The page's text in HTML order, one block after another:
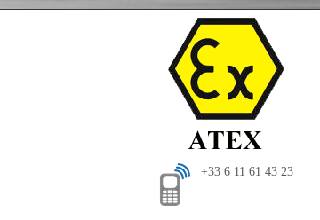
+33 6 11 61 43 23